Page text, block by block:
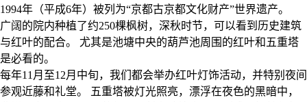
1994年（平成6年）被列为“京都古京都文化财产”世界遗产。
广阔的院内种植了约250棵枫树，深秋时节，可以看到历史建筑
与红叶的配合。 尤其是池塘中央的葫芦池周围的红叶和五重塔
是必看的。
每年11月至12月中旬，我们都会举办红叶灯饰活动，并特别夜间
参观近藤和礼堂。 五重塔被灯光照亮，漂浮在夜色的黑暗中，